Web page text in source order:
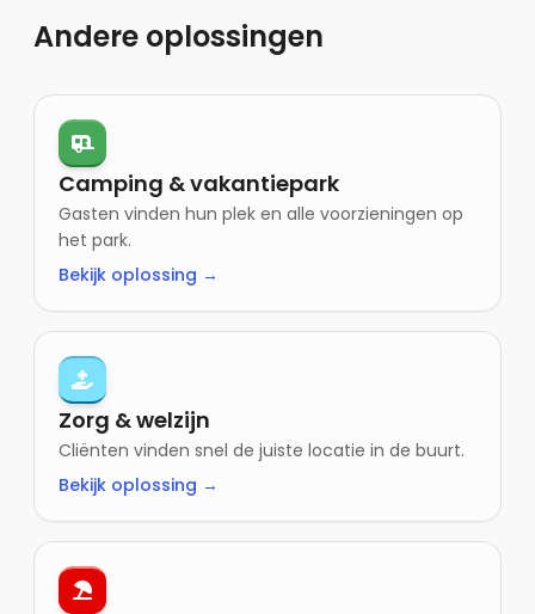
Andere oplossingen
Camping & vakantiepark
Gasten vinden hun plek en alle voorzieningen op
het park.
Bekijk oplossing →
Zorg & welzijn
Cliënten vinden snel de juiste locatie in de buurt.
Bekijk oplossing →